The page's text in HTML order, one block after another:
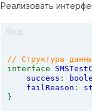
Реализовать
Код:
// Cтруктура
interface
success :
failReason :
}